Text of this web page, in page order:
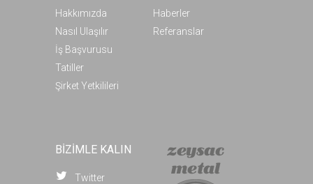
Hakkımızda
Nasıl Ulaşılır
İş Başvurusu
Tatiller
Şirket Yetkilileri
Haberler
Referanslar
BİZİMLE KALIN
Twitter